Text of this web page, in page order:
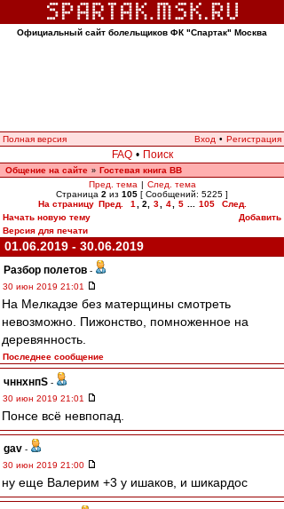
Официальный сайт болельщиков ФК "Спартак" Москва
Полная версия Вход • Регистрация
FAQ • Поиск
Общение на сайте » Гостевая книга ВВ
Пред. тема | След. тема
Страница 2 из 105 [ Сообщений: 5225 ]
На страницу Пред. 1 2 3 4 5 105
След.
Начать новую тему
Добавить
Версия для печати
01.06.2019 - 30.06.2019
Разбор полетов -
30 июн 2019 21:01
На Мелкадзе без матерщины смотреть
невозможно. Пижонство, помноженное на
деревянность.
Последнее сообщение
чннхнпS -
30 июн 2019 21:01
Понсе всё невпопад.
gav -
30 июн 2019 21:00
ну еще Валерим +3 у ишаков, и шикардос